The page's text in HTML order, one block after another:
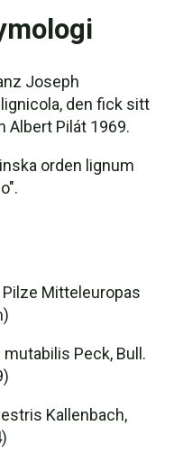
Joseph
den fick sitt
Albert Pilát 1969.
orden lignum
Mitteleuropas
Peck, Bull.
Kallenbach,